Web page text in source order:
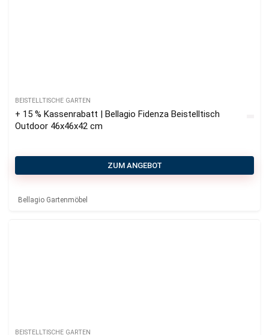
BEISTELLTISCHE GARTEN
+ 15 % Kassenrabatt | Bellagio Fidenza Beistelltisch
Outdoor 46x46x42 cm
ZUM ANGEBOT
Bellagio Gartenmöbel
BEISTELLTISCHE GARTEN